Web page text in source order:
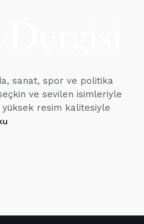
sanat, spor ve politika
ve sevilen isimleriyle
resim kalitesiyle